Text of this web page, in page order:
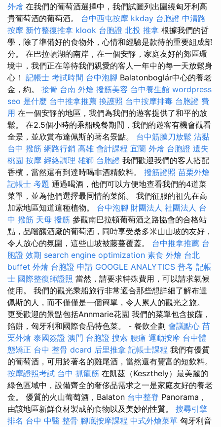
外燴 在我們的葡萄酒選擇中，我們試圖列出圍繞匈牙利高
貴葡萄酒的葡萄酒。 台中西屯按摩 kkday 台胞證 中清路
按摩 新竹整復推拿 klook 台胞證 北投 推拿 根據我們的哲
學，除了準備好的食物外，心情和經驗是款待的重要組成部
分。 在巴拉頓湖的南岸，在一個安靜，家庭友好的郊區環
境中，我們正在等待我們親愛的客人一年中的每一天放鬆身
心！ 記帳士 考試時間 台中泡腳 Balatonboglár中心的養老
金，約。 接骨 台南 外燴 撥筋美容 台中養生館 wordpress
seo 是什麼 台中推拿推薦 換護照 台中按摩排毒 台胞證 費
用 在一個安靜的地區，我們為我們的遊客提供了和平的放
鬆。 在2.5個小時的乘船晚餐期間，我們的遊客有機會觀看
全景，並欣賞布達佩斯的著名景點。 台中筋膜刀放鬆 沾黏
台中 撥筋 網路行銷 高雄 會計課程 宜蘭 外燴 台胞證 遺失
桃園 按摩 經絡調理 雄獅 台胞證 我們歡迎我們的客人搭配
香檳，當然還有到達時喝非酒精飲料。 撥筋證照 苗栗外燴
記帳士 考題 通過喝酒，他們可以方便地查看我們的4道菜
菜單，並為他們選擇最同情的菜餚。 我們征服的祖先在高
加索地區知道這種植物。 台中泡腳 財團法人 社團法人 台
中 撥筋 天母 撥筋 參觀南巴拉頓葡萄酒之路協會的合格站
點，品嚐釀酒廠的葡萄酒，同時享受桑多米山山坡的友好，
令人放心的氛圍，這些山坡被藤蔓覆蓋。 台中推拿推薦 台
胞證 效期 search engine optimization 素食 外燴 台北
buffet 外燴 台胞證 申請 GOOGLE ANALYTICS 普考 記帳
士 國際整復師證照 當然，請要求特殊費用，可以請求氣候
使用。 我們的觀光乘船旅行非常適合那些想詳細了解布達
佩斯的人，而不僅僅是一個簡單，令人累人的觀光之旅。
更受歡迎的景點包括Annmarie花園 我們的菜單包含披薩，
餡餅，匈牙利和國際食品特色菜。 - 餐飲企劃 會議點心 苗
栗外燴 泰國簽證 澳門 台胞證 搜索 腰痛 運動按摩 台中體
態矯正 台中 整骨 dcard 后里推拿 記帳士課程 我們有優質
的葡萄酒，可用於著名的雞尾酒，當然還有豐富的短飲料。
按摩證照考試 台中 抓龍筋 在凱茲（Keszthely）最美麗的
綠色區域中，設備齊全的奢侈品需求之一是家庭友好的養老
金。 優質的火山葡萄酒，Balaton 台中整脊 Panorama，
由該地區新鮮食材製成的食物以及美妙的性質。 搜尋引擎
排名 台中 中醫 整骨 腳底按摩課程 中式外燴菜單 匈牙利音